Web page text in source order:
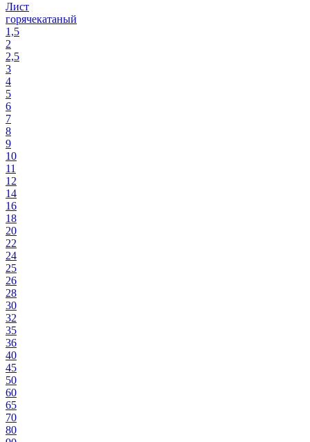
Лист
горячекатаный
1,5
2
2,5
3
4
5
6
7
8
9
10
11
12
14
16
18
20
22
24
25
26
28
30
32
35
36
40
45
50
60
65
70
80